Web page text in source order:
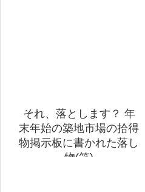
それ、落とします？ 年
末年始の築地市場の拾得
物掲示板に書かれた落し
物(笑)